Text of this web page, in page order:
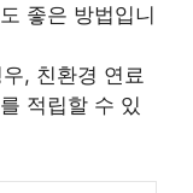
좋은 방법입니
, 친환경 연료
적립할 수 있